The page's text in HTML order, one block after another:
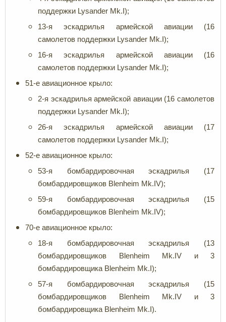
поддержки Lysander Mk.I);
13-я эскадрилья армейской авиации (16
самолетов поддержки Lysander Mk.I);
16-я эскадрилья армейской авиации (16
самолетов поддержки Lysander Mk.I);
51-е авиационное крыло:
2-я эскадрилья армейской авиации (16 самолетов
поддержки Lysander Mk.I);
26-я эскадрилья армейской авиации (17
самолетов поддержки Lysander Mk.I);
52-е авиационное крыло:
53-я бомбардировочная эскадрилья (17
бомбардировщиков Blenheim Mk.IV);
59-я бомбардировочная эскадрилья (15
бомбардировщиков Blenheim Mk.IV);
70-е авиационное крыло:
18-я бомбардировочная эскадрилья (13
бомбардировщиков Blenheim Mk.IV и 3
бомбардировщика Blenheim Mk.I);
57-я бомбардировочная эскадрилья (15
бомбардировщиков Blenheim Mk.IV и 3
бомбардировщика Blenheim Mk.I).